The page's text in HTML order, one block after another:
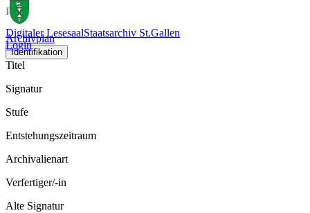
Digitaler LesesaalStaatsarchiv St.Gallen
Login
Plan
Archivplan
Identifikation
Titel
Signatur
Stufe
Entstehungszeitraum
Archivalienart
Verfertiger/-in
Alte Signatur